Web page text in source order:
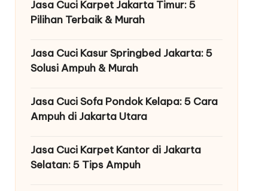
Jasa Cuci Karpet Jakarta Timur: 5
Pilihan Terbaik & Murah
Jasa Cuci Kasur Springbed Jakarta: 5
Solusi Ampuh & Murah
Jasa Cuci Sofa Pondok Kelapa: 5 Cara
Ampuh di Jakarta Utara
Jasa Cuci Karpet Kantor di Jakarta
Selatan: 5 Tips Ampuh